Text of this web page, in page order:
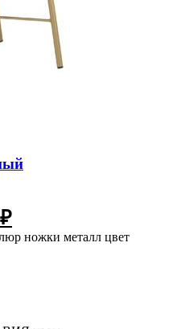
₽
ножки металл цвет